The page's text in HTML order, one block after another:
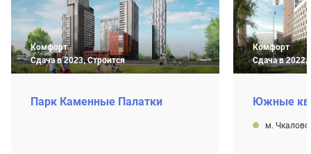
Комфорт
Сдача в 2023, Строится
Парк Каменные Палатки
Комфорт
Сдача в 2022,
Южные
м.